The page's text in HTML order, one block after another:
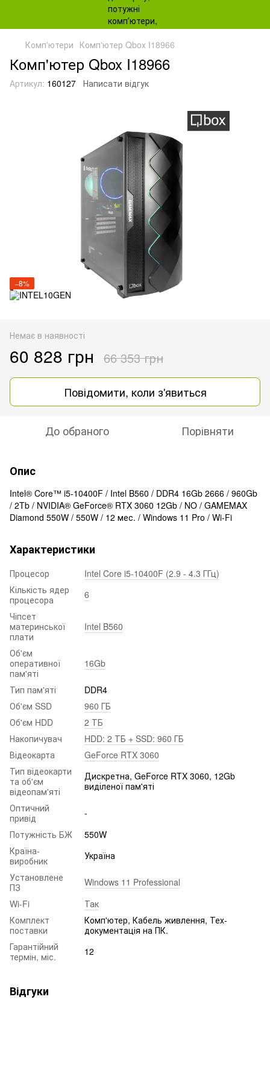
Комп'ютери Комп'ютер Qbox I18966
Комп'ютер Qbox I18966
Артикул: 160127 Написати відгук
−8%
Немає в наявності
60 828 грн 66 353 грн
Повідомити, коли з'явиться
До обраного Порівняти
Опис
Intel® Core™ i5-10400F / Intel B560 / DDR4 16Gb 2666 / 960Gb
/ 2Tb / NVIDIA® GeForce® RTX 3060 12Gb / NO / GAMEMAX
Diamond 550W / 550W / 12 мес. / Windows 11 Pro / Wi-Fi
Характеристики
Процесор
Intel Core i5-10400F (2.9 - 4.3 ГГц)
Кількість ядер
процесора
6
Чіпсет
материнської
плати
Intel B560
Об'єм
оперативної
пам'яті
16Gb
Тип пам'яті
DDR4
Об'єм SSD
960 ГБ
Об'єм HDD
2 ТБ
Накопичувач
HDD: 2 ТБ + SSD: 960 ГБ
Відеокарта
GeForce RTX 3060
Тип відеокарти
та об'єм
відеопам'яті
Дискретна, GeForce RTX 3060, 12Gb
виділеної пам'яті
Оптичний
привід
-
Потужність БЖ
550W
Країна-
виробник
Україна
Установлене
ПЗ
Windows 11 Professional
Wi-Fi
Так
Комплект
поставки
Комп'ютер, Кабель живлення, Тех-
документація на ПК.
Гарантійний
термін, міс.
12
Відгуки